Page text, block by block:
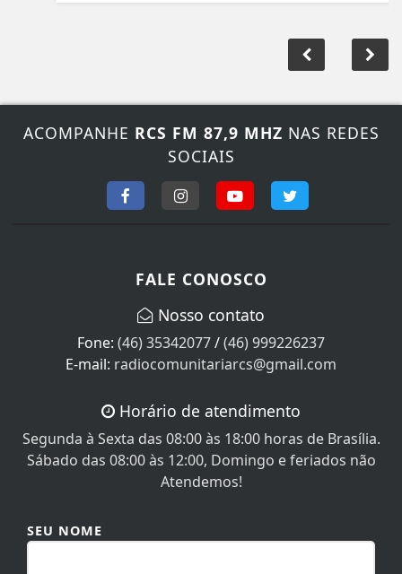
ACOMPANHE RCS FM 87,9 MHZ NAS REDES
SOCIAIS
FALE CONOSCO
Nosso contato
Fone: (46) 35342077/(46) 999226237
E-mail: radiocomunitariarcs@gmail.com
Horário de atendimento
Segunda à Sexta das 08:00 às 18:00 horas de Brasília.
Sábado das 08:00 às 12:00, Domingo e feriados não
Atendemos!
SEU NOME